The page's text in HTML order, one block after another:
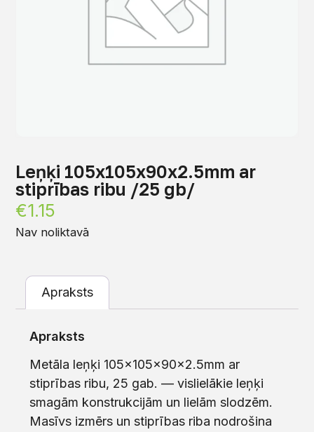
Leņķi 105x105x90x2.5mm ar
stiprības ribu /25 gb/
€1.15
Nav noliktavā
Apraksts
Apraksts
Metāla leņķi 105x105x90x2.5mm ar
stiprības ribu, 25 gab. — vislielākie leņķi
smagām konstrukcijām un lielām slodzēm.
Masīvs izmērs un stiprības riba nodrošina